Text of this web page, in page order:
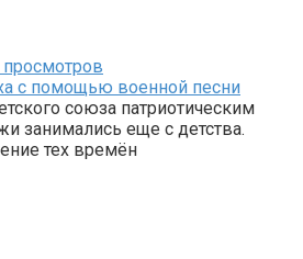
с помощью военной песни
союза патриотическим
занимались еще с детства.
тех времён